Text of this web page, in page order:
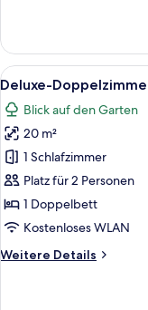
Doppelzimmer
Alle
Fotos
für
Deluxe-
Doppelzimmer,
Gartenblick
anzeigen
6
Deluxe-
Blick auf den Garten
20 m²
1 Schlafzimmer
Platz für 2 Personen
1 Doppelbett
Kostenloses WLAN
Weitere Details
Weitere